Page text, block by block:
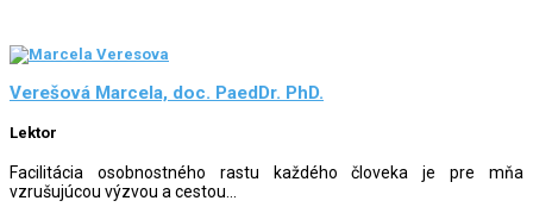
Verešová Marcela, doc. PaedDr. PhD.
Lektor
Facilitácia osobnostného rastu každého človeka je pre mňa
vzrušujúcou výzvou a cestou...